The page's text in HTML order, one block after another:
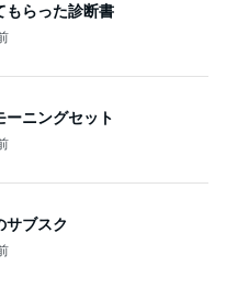
もらった診断書
ーニングセット
サブスク